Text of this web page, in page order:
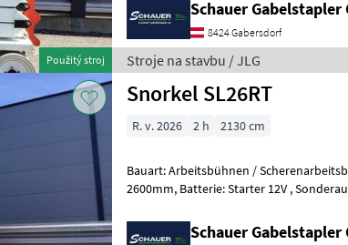
Použitý stroj
Schauer Gabelstapler
8424 Gabersdorf
Stroje na stavbu / JLG
Snorkel SL26RT
R. v. 2026 2 h 2130 cm
Bauart: Arbeitsbühnen / Scherenarbeitsbühne, Tragkraft: 680kg, Hubhöhe:
Schauer Gabelstapler